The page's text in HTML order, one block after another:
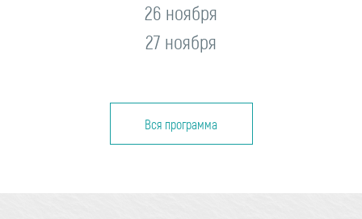
26 ноября
27 ноября
Вся программа